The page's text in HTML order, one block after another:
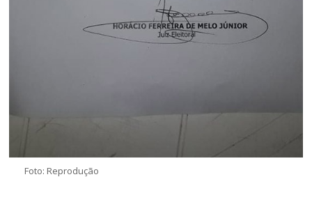
Foto: Reprodução